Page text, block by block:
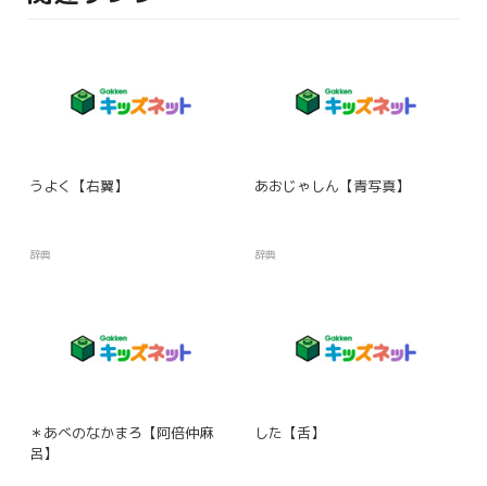
うよく【右翼】
辞典
あおじゃしん【青写真】
辞典
＊あべのなかまろ【阿倍仲麻
呂】
した【舌】